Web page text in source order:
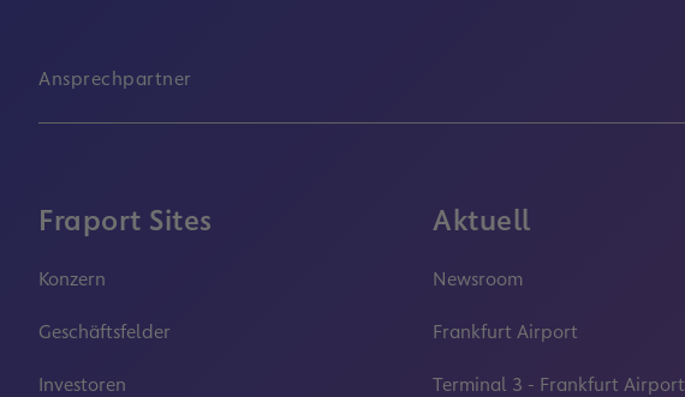
Ansprechpartner
Fraport Sites
Konzern
Geschäftsfelder
Investoren
Aktuell
Newsroom
Frankfurt Airport
Terminal 3 - Frankfurt Airport